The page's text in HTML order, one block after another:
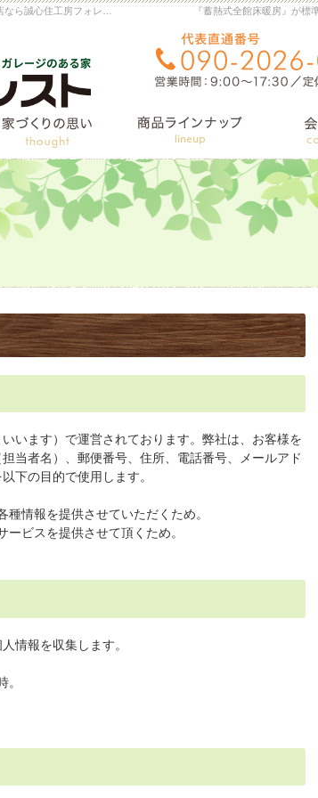
『蓄熱式全館床暖房』が
います）で運営されております。弊社は、お客様を
当者名）、郵便番号、住所、電話番号、メールアド
下の目的で使用します。
情報を提供させていただくため。
ビスを提供させて頂くため。
情報を収集します。
はじめに